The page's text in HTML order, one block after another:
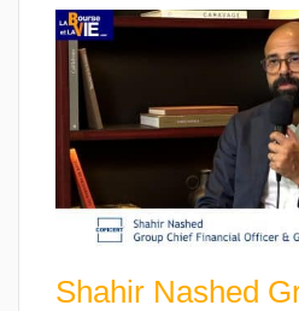
Shahir Nashed